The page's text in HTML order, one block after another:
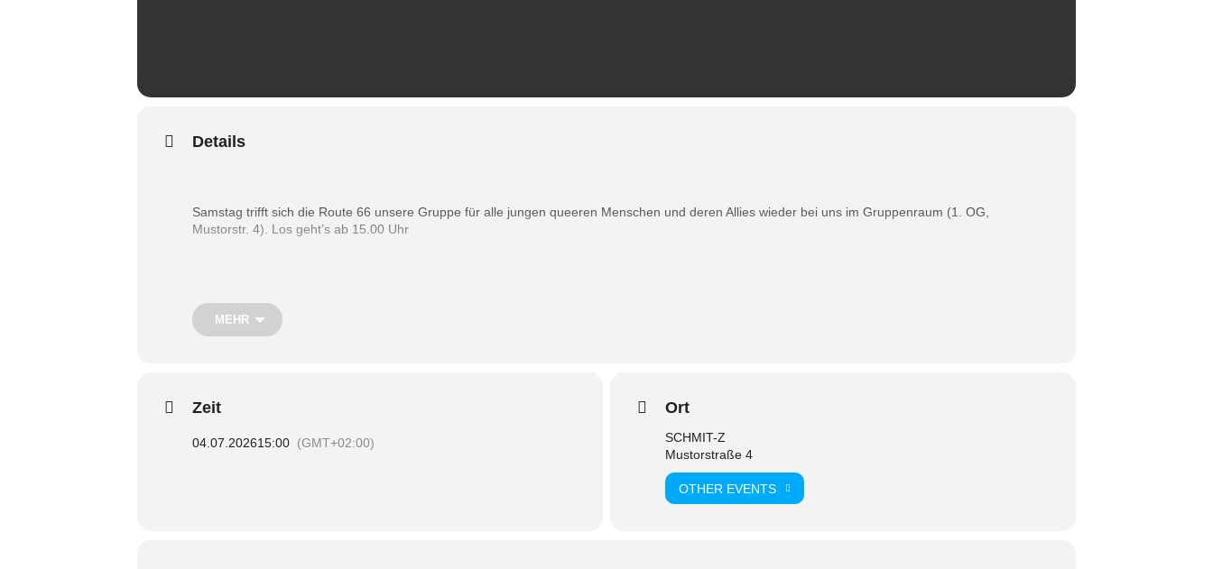
Details
Samstag trifft sich die Route 66 unsere Gruppe für alle jungen queeren Menschen und deren Allies wieder bei uns im Gruppenraum (1. OG,
Mustorstr. 4). Los geht’s ab 15.00 Uhr
MEHR
Zeit
04.07.202615:00 (GMT+02:00)
Ort
SCHMIT-Z
Mustorstraße 4
OTHER EVENTS